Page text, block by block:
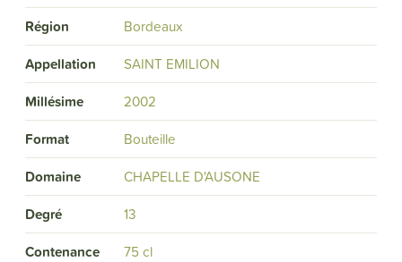
Région
Bordeaux
Appellation
SAINT EMILION
Millésime
2002
Format
Bouteille
Domaine
CHAPELLE D'AUSONE
Degré
13
Contenance
75 cl